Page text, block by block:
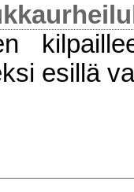
esillä